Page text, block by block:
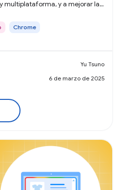
multiplataforma, y a mejorar la
Chrome
Yu Tsuno
6 de marzo de 2025